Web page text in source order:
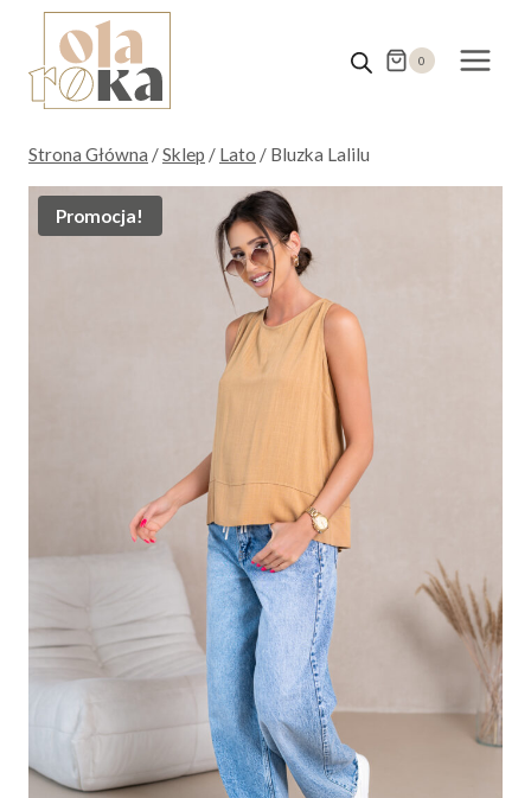
Przejdź
treści
0
Strona Główna /Sklep / Lato / Bluzka Lalilu
Promocja!